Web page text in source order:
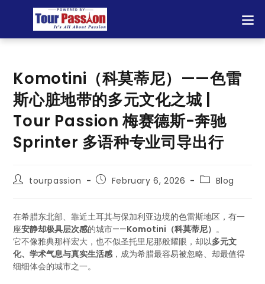
Komotini（科莫蒂尼）——色雷
斯心脏地带的多元文化之城 |
Tour Passion 梅赛德斯-奔驰
Sprinter 多语种专业司导出行
tourpassion February 6, 2026 Blog
在希腊东北部、靠近土耳其与保加利亚边境的色雷斯地区，有一
座安静却极具层次感的城市——Komotini（科莫蒂尼） 。
它不像雅典那样宏大，也不似圣托里尼那般耀眼，却以多元文
化、学术气息与真实生活感 ，成为希腊最容易被忽略、却最值得
细细体会的城市之一。